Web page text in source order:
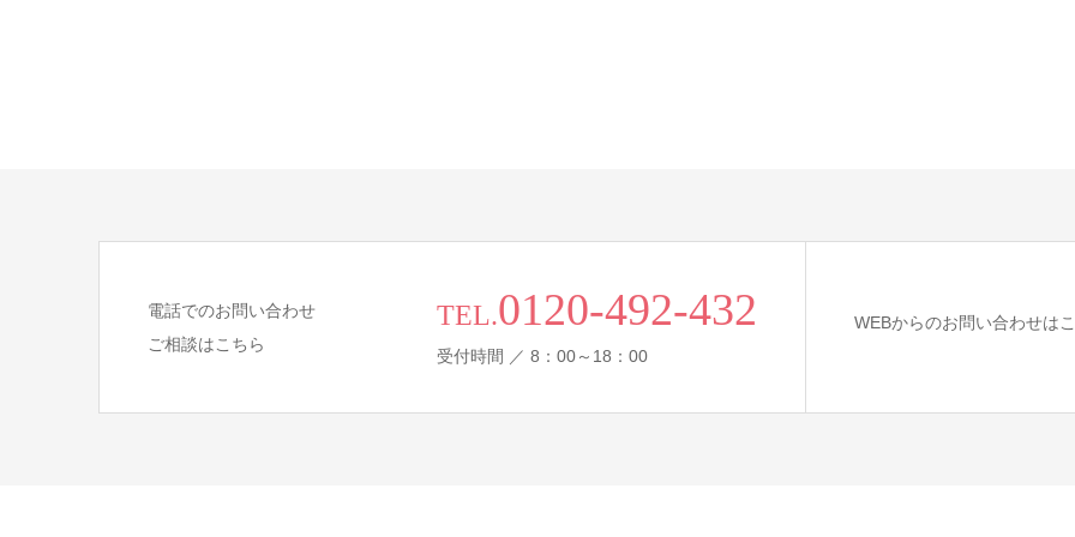
電話でのお問い合わせ
ご相談はこちら
TEL.0120-492-432
受付時間 ／ 8：00～18：00
WEBからのお問い合わせは